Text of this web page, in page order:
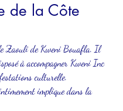
de la Côte
Zaouli de Kweni Bouafla. Il
à accompagner Kweni Inc
culturelle.
implique dans la